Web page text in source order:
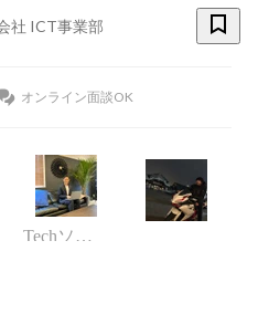
社 ICT事業部
オンライン面談OK
Techソリューション本部 課長